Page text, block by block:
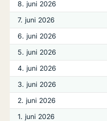
8. juni 2026
7. juni 2026
6. juni 2026
5. juni 2026
4. juni 2026
3. juni 2026
2. juni 2026
1. juni 2026